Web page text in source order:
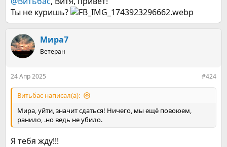
Ты не куришь?
Мира7
Ветеран
24 Апр 2025 #424
Витьбас написал(а):
Мира, уйти, значит сдаться! Ничего, мы ещё повоюем,
ранило, .но ведь не убило.
Я тебя жду!!!